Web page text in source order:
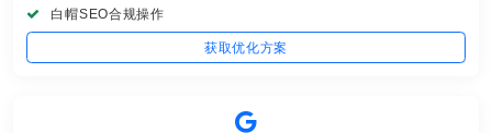
白帽SEO合规操作
获取优化方案